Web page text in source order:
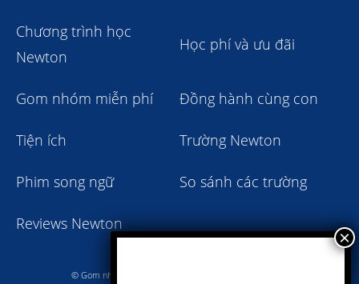
Chương trình học
Newton
Học phí và ưu đãi
Gom nhóm miễn phí Đồng hành cùng con
Tiện ích Trường Newton
Phim song ngữ So sánh các trường
Reviews Newton
© Gom nhóm trường Newton giảm học phí 2023 - 2024